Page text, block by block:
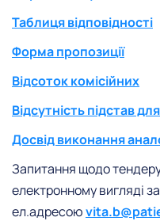
Таблиця відповідності
Форма пропозиції
Відсоток комісійних
Відсутність підстав
Досвід виконання
Запитання щодо
електронному вигляді за
ел.адресою